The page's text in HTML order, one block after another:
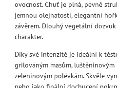
ovocnost. Chuť je plná, pevně
jemnou olejnatostí, elegantní
závěrem. Dlouhý vegetální
charakter.
Díky své intenzitě je ideální k
grilovaným masům,
zeleninovým polévkám. Skvěle